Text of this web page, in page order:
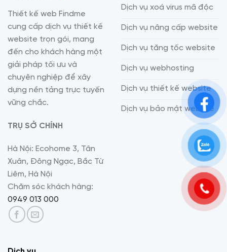
Thiết kế web Findme
cung cấp dịch vụ thiết kế
website trọn gói, mang
đến cho khách hàng một
giải pháp tối ưu và
chuyên nghiệp để xây
dựng nền tảng trực tuyến
vững chắc.
TRỤ SỞ CHÍNH
Hà Nội: Ecohome 3, Tân
Xuân, Đông Ngạc, Bắc Từ
Liêm, Hà Nội
Chăm sóc khách hàng:
0949 013 000
Dịch vụ xoá virus mã độc
Dịch vụ nâng cấp website
Dịch vụ tăng tốc website
Dịch vụ webhosting
Dịch vụ thiết kế website
Dịch vụ bảo mật website